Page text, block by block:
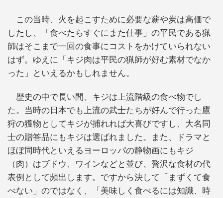
この当時、火を起こすために必要な薪や炭は高価で
したし、「食べたらすぐにまた仕事」の平民である猟
師はそこまで一回の食事にコストをかけていられない
はず。ゆえに「キジ肉は平民の猟師が好む素材でなか
った」といえるかもしれません。
歴史の中で長い間、キジは上流階級の食べ物でし
た。当時の日本でも上流の武士たちが好んで行った鷹
狩の獲物としてキジが捕れれば大喜びですし、大名同
士の贈答品にもキジは選ばれました。また、ドラマと
ほぼ同時代といえるヨーロッパの静物画にもキジ
（肉）はブドウ、ワインなどと並び、贅沢な食材の代
表例として頻出します。ですから決して「まずくて食
べない」のではなく、「美味しく食べるには知識、時